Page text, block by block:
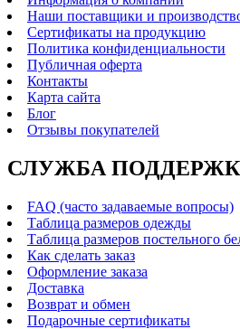
Наши поставщики и
Сертификаты на продукцию
Политика конфиденциальности
Публичная оферта
Контакты
Карта сайта
Блог
Отзывы покупателей
СЛУЖБА
FAQ (часто задаваемые вопросы)
Таблица размеров одежды
Таблица размеров постельного
Как сделать заказ
Оформление заказа
Доставка
Возврат и обмен
Подарочные сертификаты